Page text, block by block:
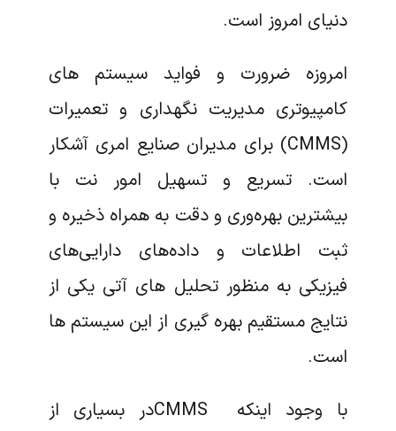
دنیای امروز است.
امروزه ضرورت و فواید سیستم های
کامپیوتری مدیریت نگهداری و تعمیرات
(CMMS) برای مدیران صنایع امری آشکار
است. تسریع و تسهیل امور نت با
بیشترین بهره‌وری و دقت به همراه ذخیره و
ثبت اطلاعات و داده‌های دارایی‌های
فیزیکی به منظور تحلیل های آتی یکی از
نتایج مستقیم بهره گیری از این سیستم ها
است.
با وجود اینکه CMMSدر بسیاری از